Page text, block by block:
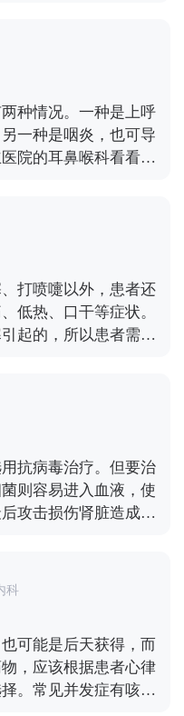
结合，并由医生面诊
种情况。一种是上呼
一种是咽炎，也可导
院的耳鼻喉科看看是
颗粒或蒲公英颗粒进
议服用慢咽舒宁颗粒
打喷嚏以外，患者还
低热、口干等症状。
起的，所以患者需要
感冒冲剂、桂枝汤、
疗风寒感冒症状都很
喝些姜汤或者利用热
抗病毒治疗。但要治
则容易进入血液，使
攻击损伤肾脏造成肾
很容易从急性期转为
科
可能是后天获得，而
，应该根据患者心律
。常见并发症有咳嗽